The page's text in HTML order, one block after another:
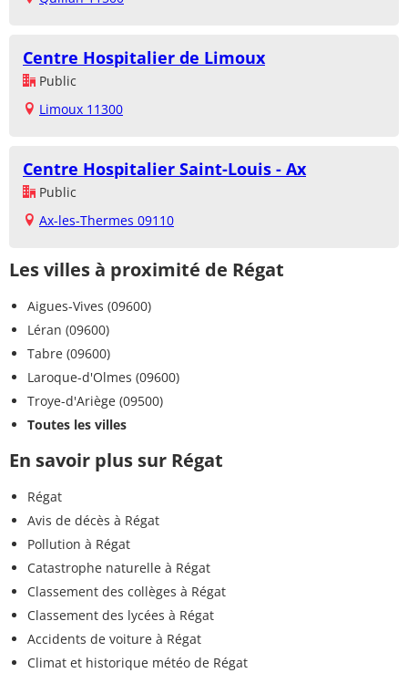
Centre Hospitalier de Limoux
Public
Limoux 11300
Centre Hospitalier Saint-Louis - Ax
Public
Ax-les-Thermes 09110
Les villes à proximité de Régat
Aigues-Vives (09600)
Léran (09600)
Tabre (09600)
Laroque-d'Olmes (09600)
Troye-d'Ariège (09500)
Toutes les villes
En savoir plus sur Régat
Régat
Avis de décès à Régat
Pollution à Régat
Catastrophe naturelle à Régat
Classement des collèges à Régat
Classement des lycées à Régat
Accidents de voiture à Régat
Climat et historique météo de Régat